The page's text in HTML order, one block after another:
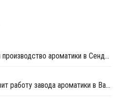
Eneos перезапустила НПЗ и производство ароматики в Сендае
Eneos в конце мая возобновит работу завода ароматики в Вакаяме